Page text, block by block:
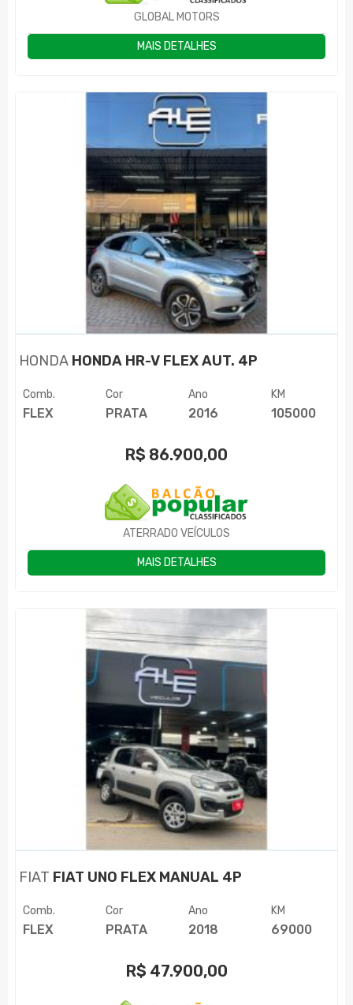
GLOBAL MOTORS
MAIS DETALHES
HONDA HONDA HR-V FLEX AUT. 4P
Comb.
FLEX
Cor
PRATA
Ano
2016
KM
105000
R$ 86.900,00
ATERRADO VEÍCULOS
MAIS DETALHES
FIAT FIAT UNO FLEX MANUAL 4P
Comb.
FLEX
Cor
PRATA
Ano
2018
KM
69000
R$ 47.900,00